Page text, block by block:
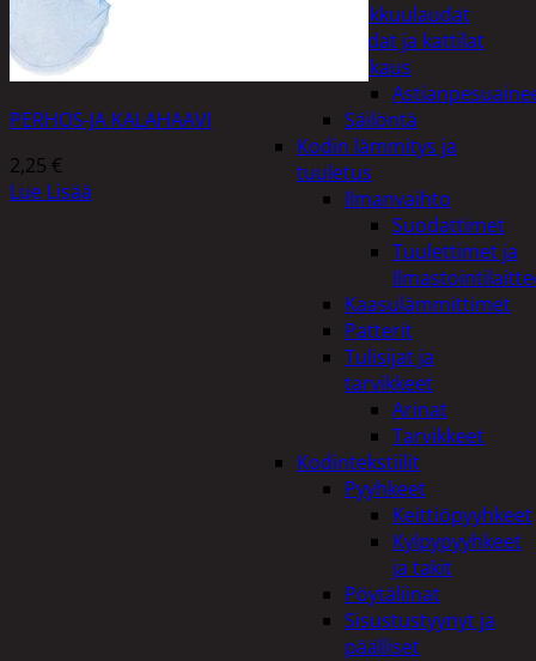
Leikkuulaudat
Padat ja kattilat
Tiskaus
Säilöntä
Kodin lämmitys ja
tuuletus
Ilmanvaihto
Suodattimet
Tuulettimet ja
Kaasulämmittimet
Patterit
Tulisijat ja
tarvikkeet
Arinat
Tarvikkeet
Kodintekstiilit
Pyyhkeet
Keittiöpyyhkeet
Kylpypyyhkeet
ja takit
Pöytäliinat
Sisustustyynyt ja
päälliset
PERHOS-JA KALAHAAVI
2,25 €
Lue Lisää